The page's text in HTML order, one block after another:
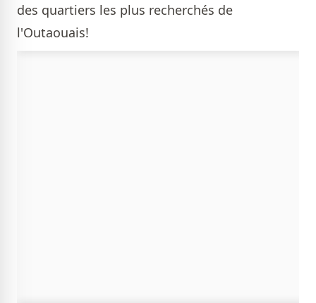
des quartiers les plus recherchés de
l'Outaouais!